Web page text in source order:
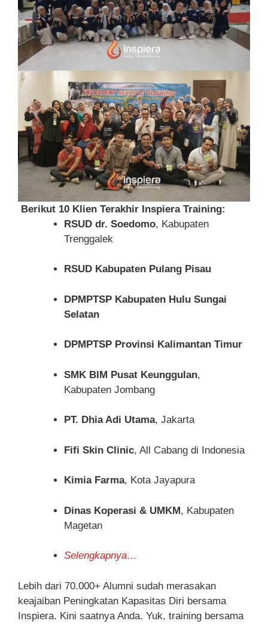
Berikut 10 Klien Terakhir Inspiera Training:
RSUD dr. Soedomo, Kabupaten
Trenggalek
RSUD Kabupaten Pulang Pisau
DPMPTSP Kabupaten Hulu Sungai
Selatan
DPMPTSP Provinsi Kalimantan Timur
SMK BIM Pusat Keunggulan,
Kabupaten Jombang
PT. Dhia Adi Utama, Jakarta
Fifi Skin Clinic, All Cabang di Indonesia
Kimia Farma, Kota Jayapura
Dinas Koperasi & UMKM, Kabupaten
Magetan
Selengkapnya…
Lebih dari 70.000+ Alumni sudah merasakan
keajaiban Peningkatan Kapasitas Diri bersama
Inspiera. Kini saatnya Anda. Yuk, training bersama